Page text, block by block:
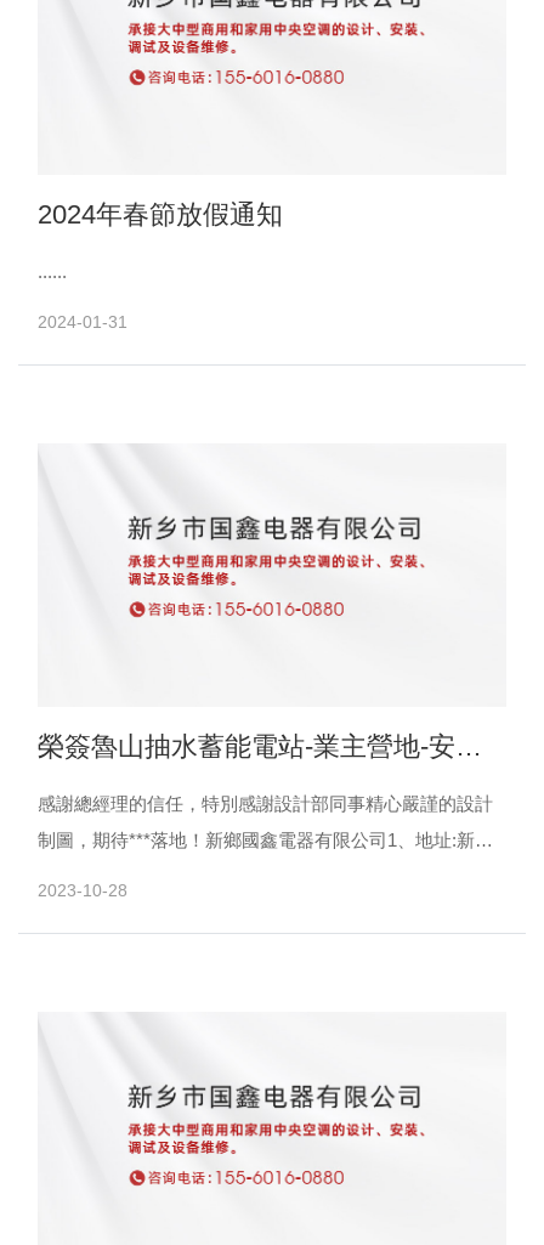
2024年春節放假通知
......
2024-01-31
榮簽魯山抽水蓄能電站-業主營地-安全
教育培訓基地項目-中央空調項目
感謝總經理的信任，特別感謝設計部同事精心嚴謹的設計
制圖，期待***落地！新鄉國鑫電器有限公司1、地址:新鄉
2023-10-28